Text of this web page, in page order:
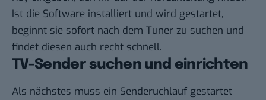
Ist die Software installiert und wird gestartet,
beginnt sie sofort nach dem Tuner zu suchen und
findet diesen auch recht schnell.
TV-Sender suchen und einrichten
Als nächstes muss ein Senderuchlauf gestartet